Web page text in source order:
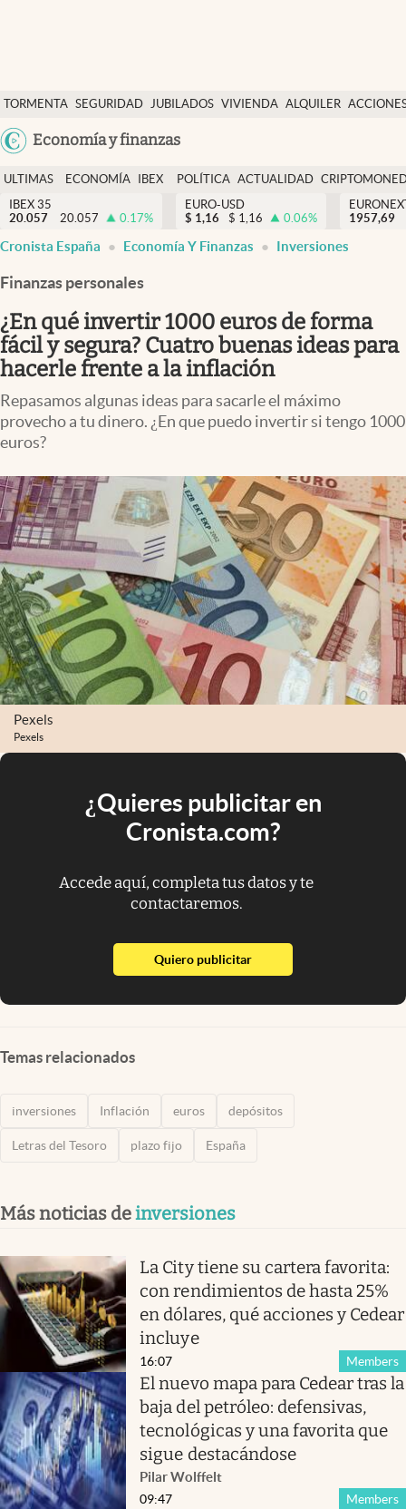
TORMENTA SEGURIDAD JUBILADOS VIVIENDA ALQUILER
USA
Colombia
Economía y finanzas
Economía y finanzas
Política
Actualidad
Criptomonedas
España
ULTIMAS
NOTICIAS
ECONOMÍA
FINANZAS
IBEX
EURO
POLÍTICA ACTUALIDAD
IBEX 35
20.057
20.057 0.17%
EURO-USD
$ 1,16 $ 1,16 0.06%
1957,69
Cronista España Economía Y Finanzas Inversiones
Finanzas personales
¿En qué invertir 1000 euros de forma
fácil y segura? Cuatro buenas ideas para
hacerle frente a la inflación
Repasamos algunas ideas para sacarle el máximo
provecho a tu dinero. ¿En que puedo invertir si tengo 1000
euros?
Pexels
Pexels
¿Quieres publicitar en
Cronista.com?
Accede aquí, completa tus datos y te
contactaremos.
Quiero publicitarabre en nueva pestaña
Temas relacionados
inversiones Inflación euros depósitos
Letras del Tesoro plazo fijo España
Más noticias deinversiones
La City tiene su cartera favorita:
con rendimientos de hasta 25%
en dólares, qué acciones y Cedear
incluye
Members
16:07
El nuevo mapa para Cedear tras la
baja del petróleo: defensivas,
tecnológicas y una favorita que
sigue destacándose
Pilar Wolffelt
Members
09:47